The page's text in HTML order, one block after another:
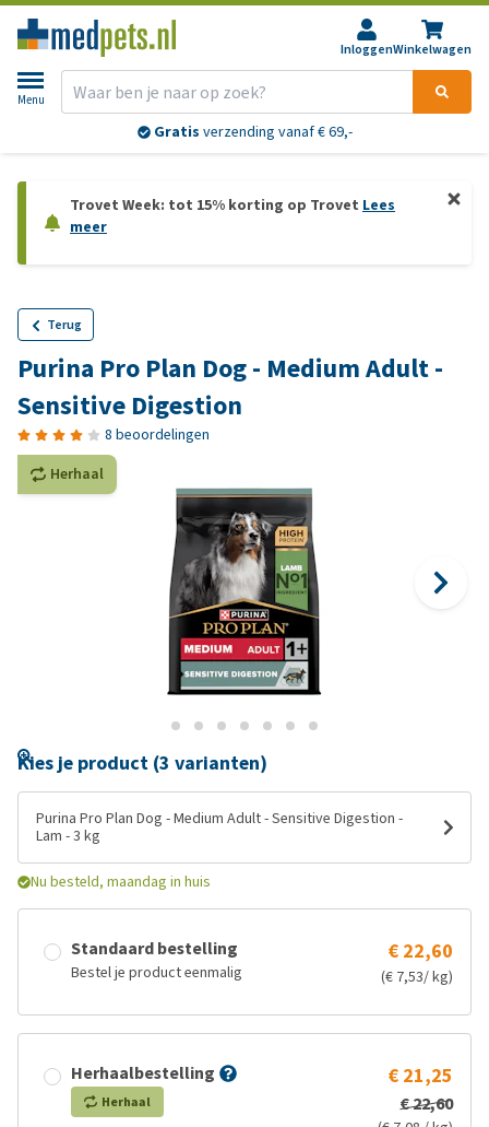
InloggenWinkelwagen
Menu
Gratis verzending vanaf € 69,-
Trovet Week: tot 15% korting op Trovet Lees
meer
Terug
Purina Pro Plan Dog - Medium Adult -
Sensitive Digestion
8 beoordelingen
Herhaal
Kies je product (3 varianten)
Purina Pro Plan Dog - Medium Adult - Sensitive Digestion -
Lam - 3 kg
Nu besteld, maandag in huis
Standaard bestelling
Bestel je product eenmalig
€ 22,60
(€ 7,53/ kg)
Herhaalbestelling
Herhaal
€ 21,25
€ 22,60